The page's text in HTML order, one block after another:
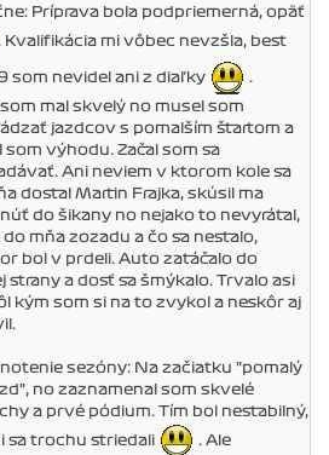
Príprava bola podpriemerná, opäť
. Kvalifikácia mi vôbec nevzšla, best
som nevidel ani z diaľky .
mal skvelý no musel som
jazdcov s pomalším štartom a
som výhodu. Začal som sa
Ani neviem v ktorom kole sa
dostal Martin Frajka, skúsil ma
do šikany no nejako to nevyrátal,
do mňa zozadu a čo sa nestalo,
bol v prdeli. Auto zatáčalo do
strany a dosť sa šmýkalo. Trvalo asi
kým som si na to zvykol a neskôr aj
sezóny: Na začiatku "pomalý
no zaznamenal som skvelé
a prvé pódium. Tím bol nestabilný,
sa trochu striedali
. Ale